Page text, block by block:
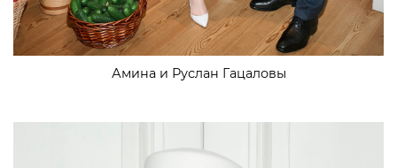
Амина и Руслан Гацаловы